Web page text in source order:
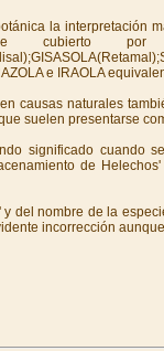
la interpretación
por
e IRAOLA
causas naturales
suelen presentarse
significado
de
del nombre de la
incorrección